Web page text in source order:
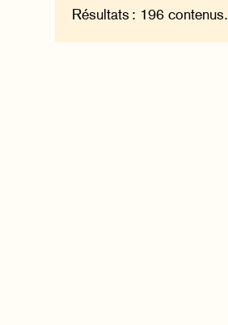
Résultats : 196 contenus.